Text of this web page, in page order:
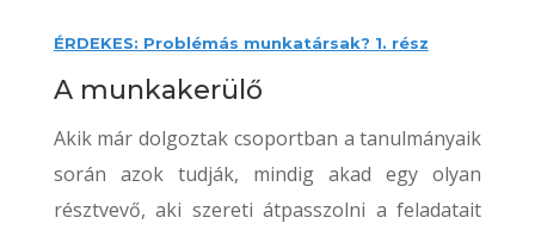
ÉRDEKES: Problémás munkatársak? 1. rész
A munkakerülő
Akik már dolgoztak csoportban a tanulmányaik
során azok tudják, mindig akad egy olyan
résztvevő, aki szereti átpasszolni a feladatait